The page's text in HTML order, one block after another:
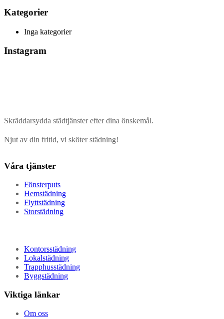
Kategorier
Inga kategorier
Instagram
Skräddarsydda städtjänster efter dina önskemål.
Njut av din fritid, vi sköter städning!
Våra tjänster
Fönsterputs
Hemstädning
Flyttstädning
Storstädning
Kontorsstädning
Lokalstädning
Trapphusstädning
Byggstädning
Viktiga länkar
Om oss